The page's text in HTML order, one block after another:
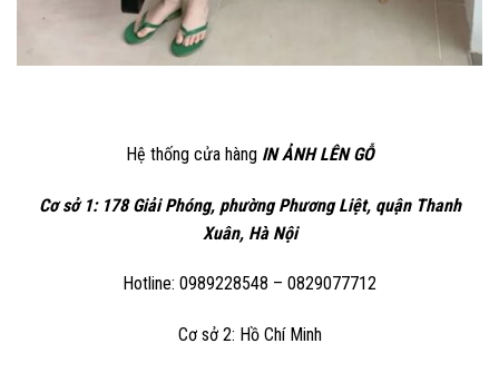
Hệ thống cửa hàng IN ẢNH LÊN GỖ
Cơ sở 1: 178 Giải Phóng, phường Phương Liệt, quận Thanh
Xuân, Hà Nội
Hotline: 0989228548 – 0829077712
Cơ sở 2: Hồ Chí Minh